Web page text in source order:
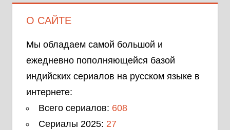
О САЙТЕ
Мы обладаем самой большой и
ежедневно пополняющейся базой
индийских сериалов на русском языке в
интернете:
Всего сериалов: 608
Сериалы 2025: 27